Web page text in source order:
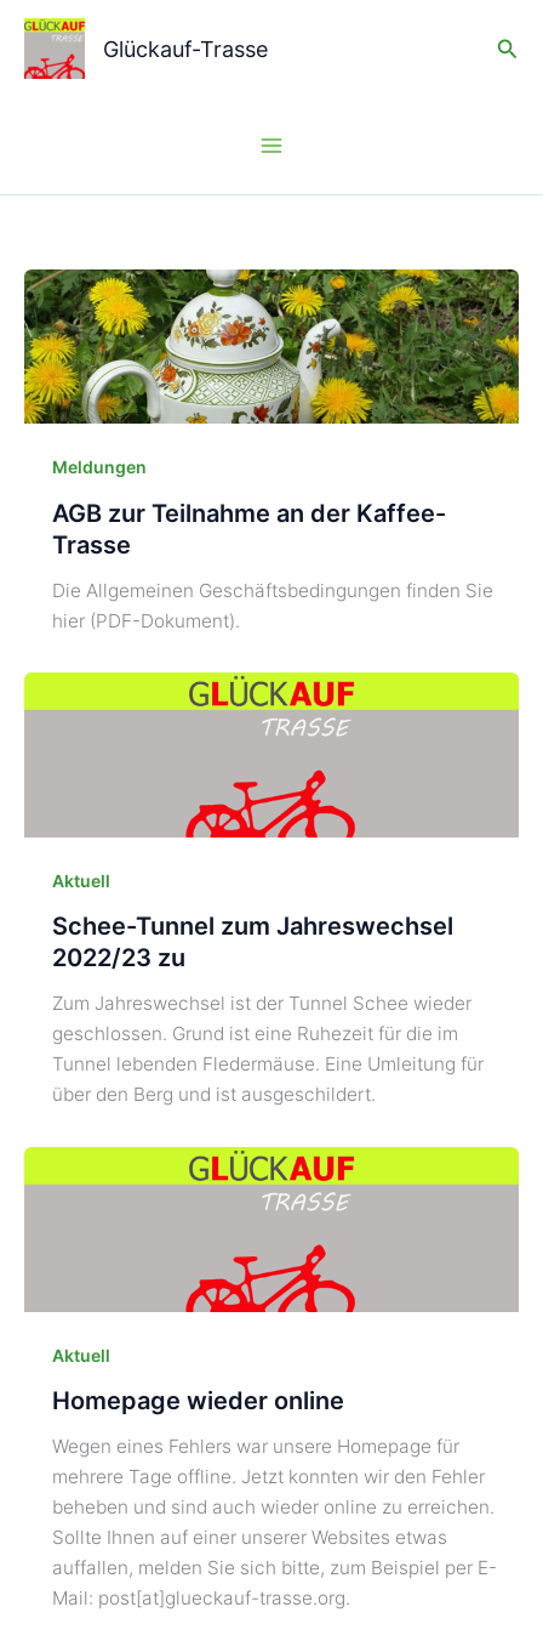
Zum
springen
Glückauf-Trasse
Meldungen
AGB zur Teilnahme an der Kaffee-
Trasse
Die Allgemeinen Geschäftsbedingungen finden Sie
hier (PDF-Dokument).
Aktuell
Schee-Tunnel zum Jahreswechsel
2022/23 zu
Zum Jahreswechsel ist der Tunnel Schee wieder
geschlossen. Grund ist eine Ruhezeit für die im
Tunnel lebenden Fledermäuse. Eine Umleitung für
über den Berg und ist ausgeschildert.
Aktuell
Homepage wieder online
Wegen eines Fehlers war unsere Homepage für
mehrere Tage offline. Jetzt konnten wir den Fehler
beheben und sind auch wieder online zu erreichen.
Sollte Ihnen auf einer unserer Websites etwas
auffallen, melden Sie sich bitte, zum Beispiel per E-
Mail: post[at]glueckauf-trasse.org.